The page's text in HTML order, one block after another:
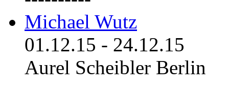
Michael Wutz
01.12.15 - 24.12.15
Aurel Scheibler Berlin